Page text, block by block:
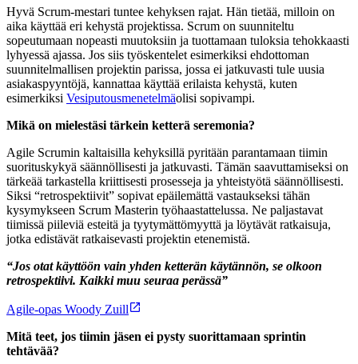
Hyvä Scrum-mestari tuntee kehyksen rajat. Hän tietää, milloin on
aika käyttää eri kehystä projektissa. Scrum on suunniteltu
sopeutumaan nopeasti muutoksiin ja tuottamaan tuloksia tehokkaasti
lyhyessä ajassa. Jos siis työskentelet esimerkiksi ehdottoman
suunnitelmallisen projektin parissa, jossa ei jatkuvasti tule uusia
asiakaspyyntöjä, kannattaa käyttää erilaista kehystä, kuten
esimerkiksi Vesiputousmenetelmäolisi sopivampi.
Mikä on mielestäsi tärkein ketterä seremonia?
Agile Scrumin kaltaisilla kehyksillä pyritään parantamaan tiimin
suorituskykyä säännöllisesti ja jatkuvasti. Tämän saavuttamiseksi on
tärkeää tarkastella kriittisesti prosesseja ja yhteistyötä säännöllisesti.
Siksi “retrospektiivit” sopivat epäilemättä vastaukseksi tähän
kysymykseen Scrum Masterin työhaastattelussa. Ne paljastavat
tiimissä piileviä esteitä ja tyytymättömyyttä ja löytävät ratkaisuja,
jotka edistävät ratkaisevasti projektin etenemistä.
“Jos otat käyttöön vain yhden ketterän käytännön, se olkoon
retrospektiivi. Kaikki muu seuraa perässä”
Agile-opas Woody Zuill
Mitä teet, jos tiimin jäsen ei pysty suorittamaan sprintin
tehtävää?